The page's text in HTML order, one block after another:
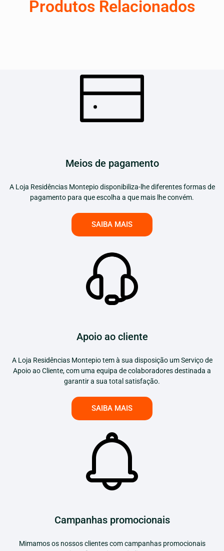
Produtos Relacionados
Meios de pagamento
A Loja Residências Montepio disponibiliza-lhe diferentes formas de
pagamento para que escolha a que mais lhe convém.
SAIBA MAIS
Apoio ao cliente
A Loja Residências Montepio tem à sua disposição um Serviço de
Apoio ao Cliente, com uma equipa de colaboradores destinada a
garantir a sua total satisfação.
SAIBA MAIS
Campanhas promocionais
Mimamos os nossos clientes com campanhas promocionais